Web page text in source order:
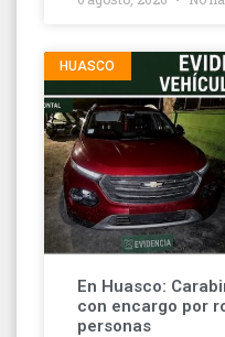
HUASCO
En Huasco:
con encargo por
personas